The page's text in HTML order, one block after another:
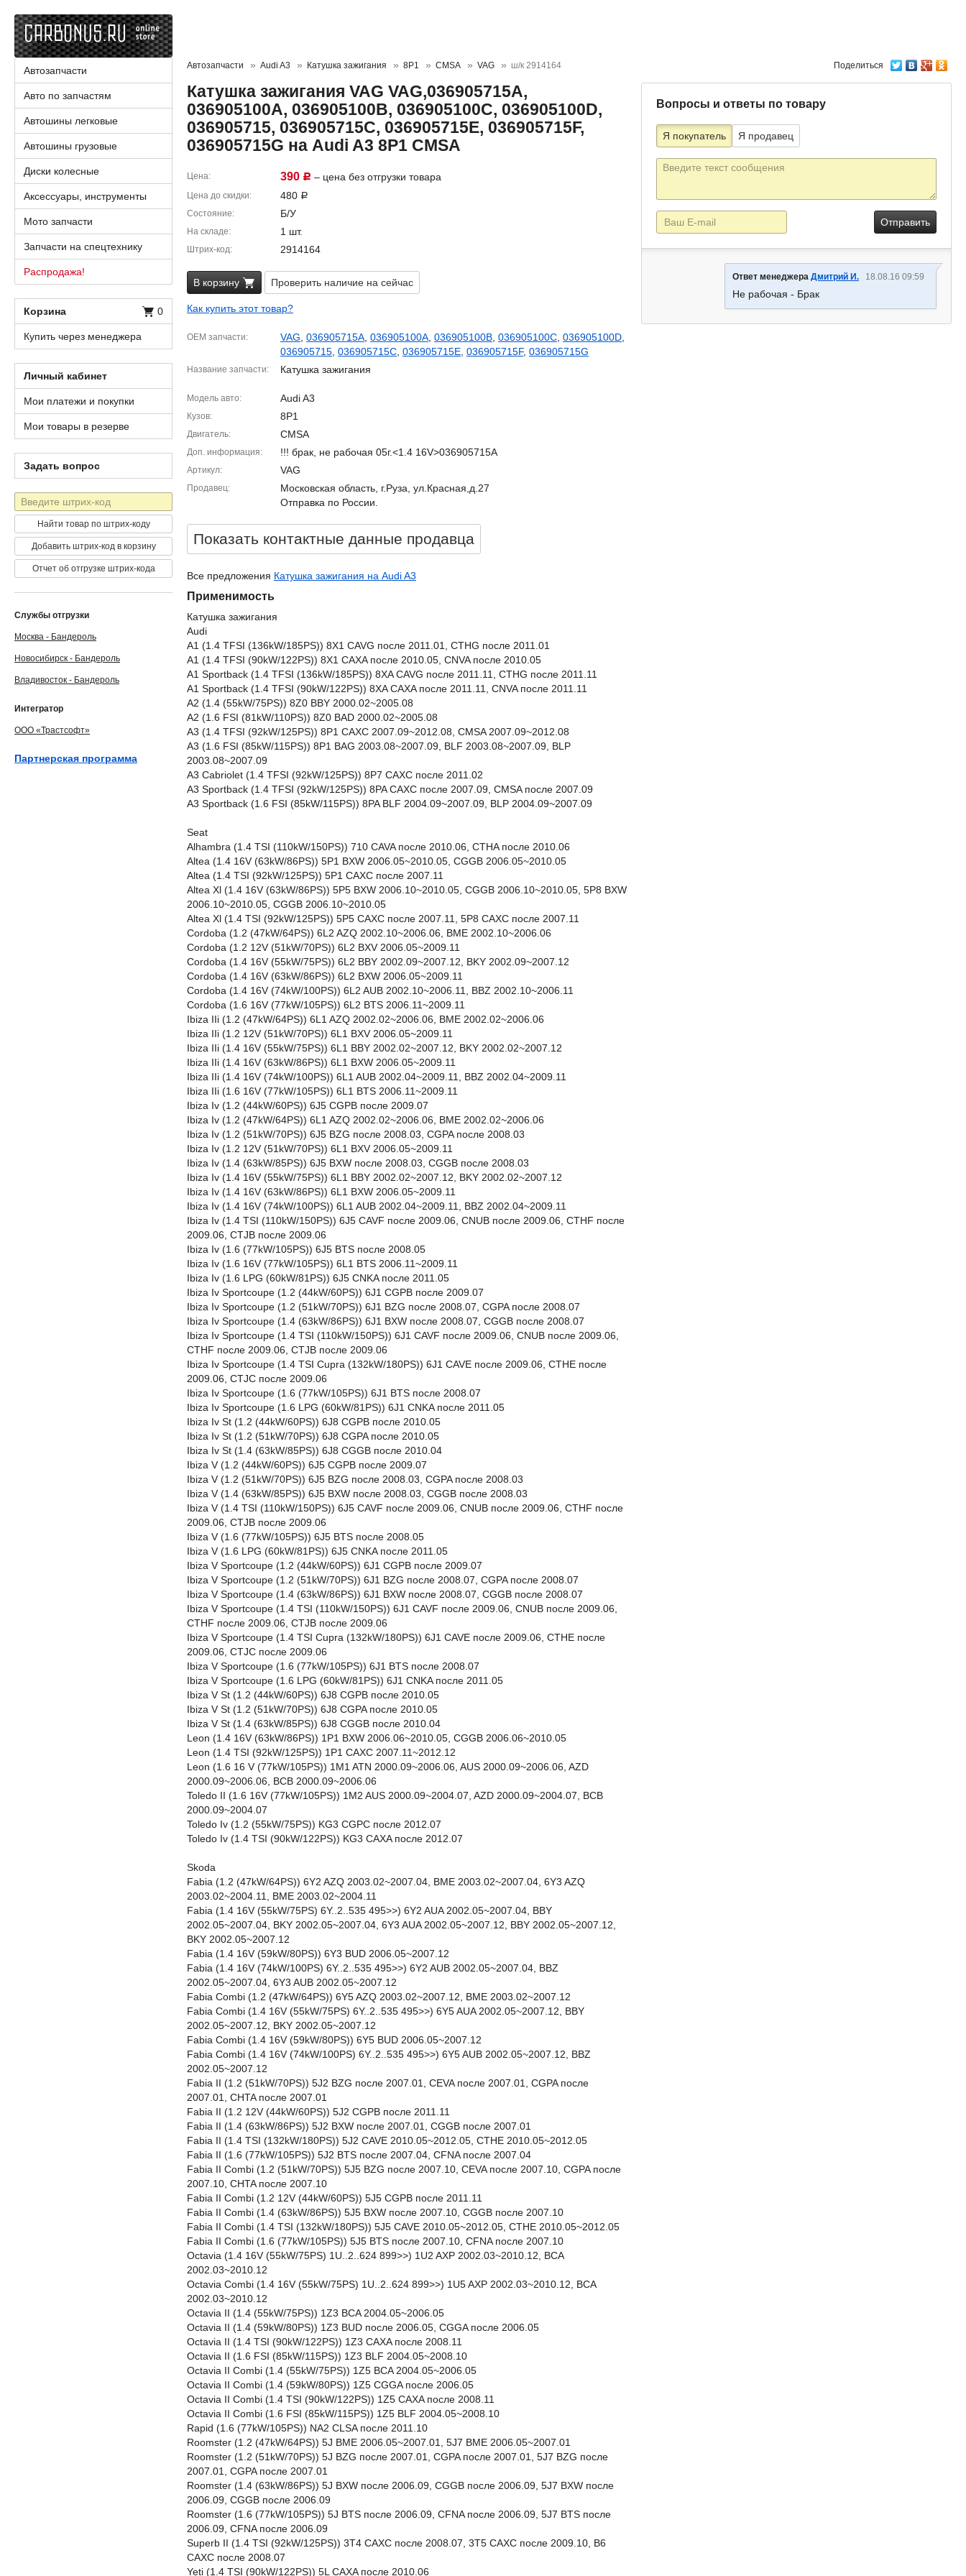
Поделиться
Автозапчасти Audi A3 Катушка зажигания 8P1 CMSA VAG ш/к 2914164
Катушка зажигания VAG VAG,036905715A,
036905100A, 036905100B, 036905100C, 036905100D,
036905715, 036905715C, 036905715E, 036905715F,
036905715G на Audi A3 8P1 CMSA
Цена 390 Р – цена без отгрузки товара
Цена до скидки 480 Р
Состояние Б/У
На складе 1 шт.
Штрих-код 2914164
В корзину Проверить наличие на сейчас
Как купить этот товар?
OEM запчасти VAG 036905715A 036905100A 036905100B 036905100C 036905100D
036905715 036905715C 036905715E 036905715F, 036905715G
Название запчасти Катушка зажигания
Модель авто Audi A3
Кузов 8P1
Двигатель CMSA
Доп. информация !!! брак, не рабочая 05г.<1.4 16V>036905715A
Артикул VAG
Продавец
Московская область, г.Руза, ул.Красная,д.27
Отправка по России.
Показать контактные данные продавцa
Все предложения Катушка зажигания на Audi A3
Применимость
Катушка зажигания
Audi
A1 (1.4 TFSI (136kW/185PS)) 8X1 CAVG после 2011.01, CTHG после 2011.01
A1 (1.4 TFSI (90kW/122PS)) 8X1 CAXA после 2010.05, CNVA после 2010.05
A1 Sportback (1.4 TFSI (136kW/185PS)) 8XA CAVG после 2011.11, CTHG после 2011.11
A1 Sportback (1.4 TFSI (90kW/122PS)) 8XA CAXA после 2011.11, CNVA после 2011.11
A2 (1.4 (55kW/75PS)) 8Z0 BBY 2000.02~2005.08
A2 (1.6 FSI (81kW/110PS)) 8Z0 BAD 2000.02~2005.08
A3 (1.4 TFSI (92kW/125PS)) 8P1 CAXC 2007.09~2012.08, CMSA 2007.09~2012.08
A3 (1.6 FSI (85kW/115PS)) 8P1 BAG 2003.08~2007.09, BLF 2003.08~2007.09, BLP
2003.08~2007.09
A3 Cabriolet (1.4 TFSI (92kW/125PS)) 8P7 CAXC после 2011.02
A3 Sportback (1.4 TFSI (92kW/125PS)) 8PA CAXC после 2007.09, CMSA после 2007.09
A3 Sportback (1.6 FSI (85kW/115PS)) 8PA BLF 2004.09~2007.09, BLP 2004.09~2007.09
Seat
Alhambra (1.4 TSI (110kW/150PS)) 710 CAVA после 2010.06, CTHA после 2010.06
Altea (1.4 16V (63kW/86PS)) 5P1 BXW 2006.05~2010.05, CGGB 2006.05~2010.05
Altea (1.4 TSI (92kW/125PS)) 5P1 CAXC после 2007.11
Altea Xl (1.4 16V (63kW/86PS)) 5P5 BXW 2006.10~2010.05, CGGB 2006.10~2010.05, 5P8 BXW
2006.10~2010.05, CGGB 2006.10~2010.05
Altea Xl (1.4 TSI (92kW/125PS)) 5P5 CAXC после 2007.11, 5P8 CAXC после 2007.11
Cordoba (1.2 (47kW/64PS)) 6L2 AZQ 2002.10~2006.06, BME 2002.10~2006.06
Cordoba (1.2 12V (51kW/70PS)) 6L2 BXV 2006.05~2009.11
Cordoba (1.4 16V (55kW/75PS)) 6L2 BBY 2002.09~2007.12, BKY 2002.09~2007.12
Cordoba (1.4 16V (63kW/86PS)) 6L2 BXW 2006.05~2009.11
Cordoba (1.4 16V (74kW/100PS)) 6L2 AUB 2002.10~2006.11, BBZ 2002.10~2006.11
Cordoba (1.6 16V (77kW/105PS)) 6L2 BTS 2006.11~2009.11
Ibiza IIi (1.2 (47kW/64PS)) 6L1 AZQ 2002.02~2006.06, BME 2002.02~2006.06
Ibiza IIi (1.2 12V (51kW/70PS)) 6L1 BXV 2006.05~2009.11
Ibiza IIi (1.4 16V (55kW/75PS)) 6L1 BBY 2002.02~2007.12, BKY 2002.02~2007.12
Ibiza IIi (1.4 16V (63kW/86PS)) 6L1 BXW 2006.05~2009.11
Ibiza IIi (1.4 16V (74kW/100PS)) 6L1 AUB 2002.04~2009.11, BBZ 2002.04~2009.11
Ibiza IIi (1.6 16V (77kW/105PS)) 6L1 BTS 2006.11~2009.11
Ibiza Iv (1.2 (44kW/60PS)) 6J5 CGPB после 2009.07
Ibiza Iv (1.2 (47kW/64PS)) 6L1 AZQ 2002.02~2006.06, BME 2002.02~2006.06
Ibiza Iv (1.2 (51kW/70PS)) 6J5 BZG после 2008.03, CGPA после 2008.03
Ibiza Iv (1.2 12V (51kW/70PS)) 6L1 BXV 2006.05~2009.11
Ibiza Iv (1.4 (63kW/85PS)) 6J5 BXW после 2008.03, CGGB после 2008.03
Ibiza Iv (1.4 16V (55kW/75PS)) 6L1 BBY 2002.02~2007.12, BKY 2002.02~2007.12
Ibiza Iv (1.4 16V (63kW/86PS)) 6L1 BXW 2006.05~2009.11
Ibiza Iv (1.4 16V (74kW/100PS)) 6L1 AUB 2002.04~2009.11, BBZ 2002.04~2009.11
Ibiza Iv (1.4 TSI (110kW/150PS)) 6J5 CAVF после 2009.06, CNUB после 2009.06, CTHF после
2009.06, CTJB после 2009.06
Ibiza Iv (1.6 (77kW/105PS)) 6J5 BTS после 2008.05
Ibiza Iv (1.6 16V (77kW/105PS)) 6L1 BTS 2006.11~2009.11
Ibiza Iv (1.6 LPG (60kW/81PS)) 6J5 CNKA после 2011.05
Ibiza Iv Sportcoupe (1.2 (44kW/60PS)) 6J1 CGPB после 2009.07
Ibiza Iv Sportcoupe (1.2 (51kW/70PS)) 6J1 BZG после 2008.07, CGPA после 2008.07
Ibiza Iv Sportcoupe (1.4 (63kW/86PS)) 6J1 BXW после 2008.07, CGGB после 2008.07
Ibiza Iv Sportcoupe (1.4 TSI (110kW/150PS)) 6J1 CAVF после 2009.06, CNUB после 2009.06,
CTHF после 2009.06, CTJB после 2009.06
Ibiza Iv Sportcoupe (1.4 TSI Cupra (132kW/180PS)) 6J1 CAVE после 2009.06, CTHE после
2009.06, CTJC после 2009.06
Ibiza Iv Sportcoupe (1.6 (77kW/105PS)) 6J1 BTS после 2008.07
Ibiza Iv Sportcoupe (1.6 LPG (60kW/81PS)) 6J1 CNKA после 2011.05
Ibiza Iv St (1.2 (44kW/60PS)) 6J8 CGPB после 2010.05
Ibiza Iv St (1.2 (51kW/70PS)) 6J8 CGPA после 2010.05
Ibiza Iv St (1.4 (63kW/85PS)) 6J8 CGGB после 2010.04
Ibiza V (1.2 (44kW/60PS)) 6J5 CGPB после 2009.07
Ibiza V (1.2 (51kW/70PS)) 6J5 BZG после 2008.03, CGPA после 2008.03
Ibiza V (1.4 (63kW/85PS)) 6J5 BXW после 2008.03, CGGB после 2008.03
Ibiza V (1.4 TSI (110kW/150PS)) 6J5 CAVF после 2009.06, CNUB после 2009.06, CTHF после
2009.06, CTJB после 2009.06
Ibiza V (1.6 (77kW/105PS)) 6J5 BTS после 2008.05
Ibiza V (1.6 LPG (60kW/81PS)) 6J5 CNKA после 2011.05
Ibiza V Sportcoupe (1.2 (44kW/60PS)) 6J1 CGPB после 2009.07
Ibiza V Sportcoupe (1.2 (51kW/70PS)) 6J1 BZG после 2008.07, CGPA после 2008.07
Ibiza V Sportcoupe (1.4 (63kW/86PS)) 6J1 BXW после 2008.07, CGGB после 2008.07
Ibiza V Sportcoupe (1.4 TSI (110kW/150PS)) 6J1 CAVF после 2009.06, CNUB после 2009.06,
CTHF после 2009.06, CTJB после 2009.06
Ibiza V Sportcoupe (1.4 TSI Cupra (132kW/180PS)) 6J1 CAVE после 2009.06, CTHE после
2009.06, CTJC после 2009.06
Ibiza V Sportcoupe (1.6 (77kW/105PS)) 6J1 BTS после 2008.07
Ibiza V Sportcoupe (1.6 LPG (60kW/81PS)) 6J1 CNKA после 2011.05
Ibiza V St (1.2 (44kW/60PS)) 6J8 CGPB после 2010.05
Ibiza V St (1.2 (51kW/70PS)) 6J8 CGPA после 2010.05
Ibiza V St (1.4 (63kW/85PS)) 6J8 CGGB после 2010.04
Leon (1.4 16V (63kW/86PS)) 1P1 BXW 2006.06~2010.05, CGGB 2006.06~2010.05
Leon (1.4 TSI (92kW/125PS)) 1P1 CAXC 2007.11~2012.12
Leon (1.6 16 V (77kW/105PS)) 1M1 ATN 2000.09~2006.06, AUS 2000.09~2006.06, AZD
2000.09~2006.06, BCB 2000.09~2006.06
Toledo II (1.6 16V (77kW/105PS)) 1M2 AUS 2000.09~2004.07, AZD 2000.09~2004.07, BCB
2000.09~2004.07
Toledo Iv (1.2 (55kW/75PS)) KG3 CGPC после 2012.07
Toledo Iv (1.4 TSI (90kW/122PS)) KG3 CAXA после 2012.07
Skoda
Fabia (1.2 (47kW/64PS)) 6Y2 AZQ 2003.02~2007.04, BME 2003.02~2007.04, 6Y3 AZQ
2003.02~2004.11, BME 2003.02~2004.11
Fabia (1.4 16V (55kW/75PS) 6Y..2..535 495>>) 6Y2 AUA 2002.05~2007.04, BBY
2002.05~2007.04, BKY 2002.05~2007.04, 6Y3 AUA 2002.05~2007.12, BBY 2002.05~2007.12,
BKY 2002.05~2007.12
Fabia (1.4 16V (59kW/80PS)) 6Y3 BUD 2006.05~2007.12
Fabia (1.4 16V (74kW/100PS) 6Y..2..535 495>>) 6Y2 AUB 2002.05~2007.04, BBZ
2002.05~2007.04, 6Y3 AUB 2002.05~2007.12
Fabia Combi (1.2 (47kW/64PS)) 6Y5 AZQ 2003.02~2007.12, BME 2003.02~2007.12
Fabia Combi (1.4 16V (55kW/75PS) 6Y..2..535 495>>) 6Y5 AUA 2002.05~2007.12, BBY
2002.05~2007.12, BKY 2002.05~2007.12
Fabia Combi (1.4 16V (59kW/80PS)) 6Y5 BUD 2006.05~2007.12
Fabia Combi (1.4 16V (74kW/100PS) 6Y..2..535 495>>) 6Y5 AUB 2002.05~2007.12, BBZ
2002.05~2007.12
Fabia II (1.2 (51kW/70PS)) 5J2 BZG после 2007.01, CEVA после 2007.01, CGPA после
2007.01, CHTA после 2007.01
Fabia II (1.2 12V (44kW/60PS)) 5J2 CGPB после 2011.11
Fabia II (1.4 (63kW/86PS)) 5J2 BXW после 2007.01, CGGB после 2007.01
Fabia II (1.4 TSI (132kW/180PS)) 5J2 CAVE 2010.05~2012.05, CTHE 2010.05~2012.05
Fabia II (1.6 (77kW/105PS)) 5J2 BTS после 2007.04, CFNA после 2007.04
Fabia II Combi (1.2 (51kW/70PS)) 5J5 BZG после 2007.10, CEVA после 2007.10, CGPA после
2007.10, CHTA после 2007.10
Fabia II Combi (1.2 12V (44kW/60PS)) 5J5 CGPB после 2011.11
Fabia II Combi (1.4 (63kW/86PS)) 5J5 BXW после 2007.10, CGGB после 2007.10
Fabia II Combi (1.4 TSI (132kW/180PS)) 5J5 CAVE 2010.05~2012.05, CTHE 2010.05~2012.05
Fabia II Combi (1.6 (77kW/105PS)) 5J5 BTS после 2007.10, CFNA после 2007.10
Octavia (1.4 16V (55kW/75PS) 1U..2..624 899>>) 1U2 AXP 2002.03~2010.12, BCA
2002.03~2010.12
Octavia Combi (1.4 16V (55kW/75PS) 1U..2..624 899>>) 1U5 AXP 2002.03~2010.12, BCA
2002.03~2010.12
Octavia II (1.4 (55kW/75PS)) 1Z3 BCA 2004.05~2006.05
Octavia II (1.4 (59kW/80PS)) 1Z3 BUD после 2006.05, CGGA после 2006.05
Octavia II (1.4 TSI (90kW/122PS)) 1Z3 CAXA после 2008.11
Octavia II (1.6 FSI (85kW/115PS)) 1Z3 BLF 2004.05~2008.10
Octavia II Combi (1.4 (55kW/75PS)) 1Z5 BCA 2004.05~2006.05
Octavia II Combi (1.4 (59kW/80PS)) 1Z5 CGGA после 2006.05
Octavia II Combi (1.4 TSI (90kW/122PS)) 1Z5 CAXA после 2008.11
Octavia II Combi (1.6 FSI (85kW/115PS)) 1Z5 BLF 2004.05~2008.10
Rapid (1.6 (77kW/105PS)) NA2 CLSA после 2011.10
Roomster (1.2 (47kW/64PS)) 5J BME 2006.05~2007.01, 5J7 BME 2006.05~2007.01
Roomster (1.2 (51kW/70PS)) 5J BZG после 2007.01, CGPA после 2007.01, 5J7 BZG после
2007.01, CGPA после 2007.01
Roomster (1.4 (63kW/86PS)) 5J BXW после 2006.09, CGGB после 2006.09, 5J7 BXW после
2006.09, CGGB после 2006.09
Roomster (1.6 (77kW/105PS)) 5J BTS после 2006.09, CFNA после 2006.09, 5J7 BTS после
2006.09, CFNA после 2006.09
Superb II (1.4 TSI (92kW/125PS)) 3T4 CAXC после 2008.07, 3T5 CAXC после 2009.10, B6
CAXC после 2008.07
Yeti (1.4 TSI (90kW/122PS)) 5L CAXA после 2010.06
Вопросы и ответы по товару
Я покупатель Я продавец
Текст
E-
mail
Ответ менеджера Дмитрий И. 18.08.16 09:59
Не рабочая - Брак
Автозапчасти
Авто по запчастям
Автошины легковые
Автошины грузовые
Диски колесные
Аксессуары, инструменты
Мото запчасти
Запчасти на спецтехнику
Распродажа!
Корзина 0
Купить через менеджера
Личный кабинет
Мои платежи и покупки
Мои товары в резерве
Задать вопрос
Штрих-
код
Найти товар по штрих-коду
Добавить штрих-код в корзину
Отчет об отгрузке штрих-кода
Службы отгрузки
Москва - Бандероль
Новосибирск - Бандероль
Владивосток - Бандероль
Интегратор
ООО «Трастсофт»
Партнерская программа